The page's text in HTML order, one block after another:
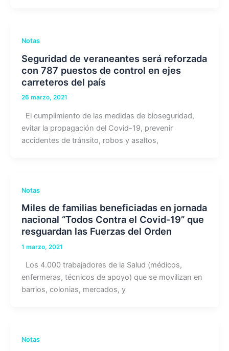
Notas
Seguridad de veraneantes será reforzada
con 787 puestos de control en ejes
carreteros del país
26 marzo, 2021
El cumplimiento de las medidas de bioseguridad,
evitar la propagación del Covid-19, prevenir
accidentes de tránsito, robos y asaltos,
Notas
Miles de familias beneficiadas en jornada
nacional “Todos Contra el Covid-19” que
resguardan las Fuerzas del Orden
1 marzo, 2021
Los 4.000 trabajadores de la Salud (médicos,
enfermeras, técnicos de apoyo) que se movilizan en
barrios, colonias, mercados, y
Notas